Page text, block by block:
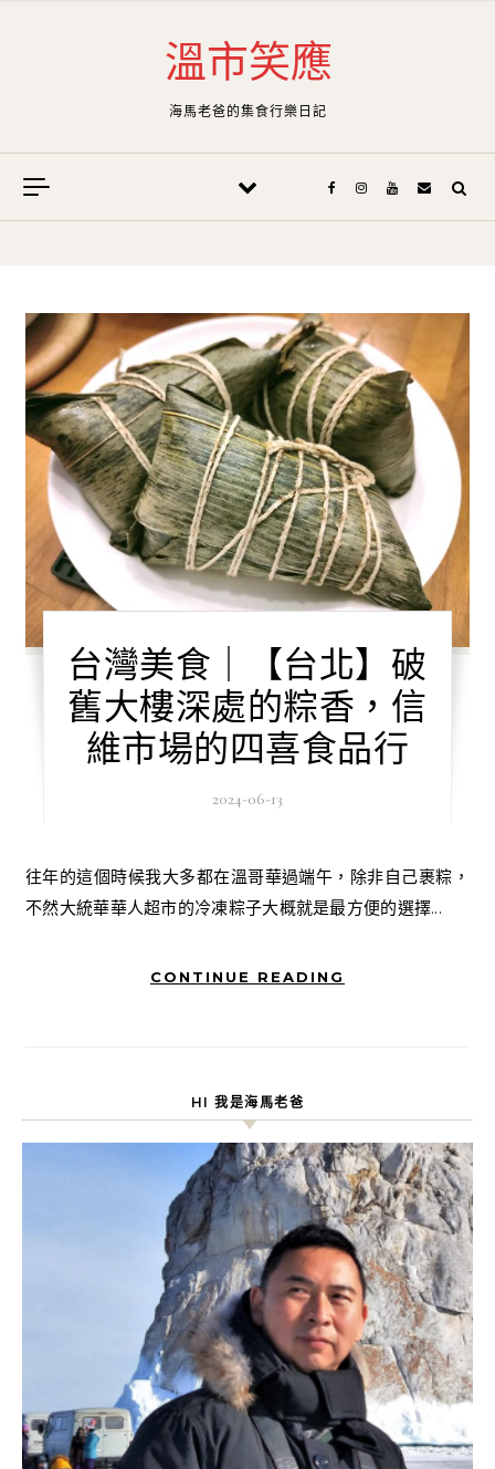
溫市笑應
海馬老爸的集食行樂日記
台灣美食｜【台北】破
舊大樓深處的粽香，信
維市場的四喜食品行
2024-06-13
往年的這個時候我大多都在溫哥華過端午，除非自己裹粽，
不然大統華華人超市的冷凍粽子大概就是最方便的選擇...
CONTINUE READING
HI 我是海馬老爸